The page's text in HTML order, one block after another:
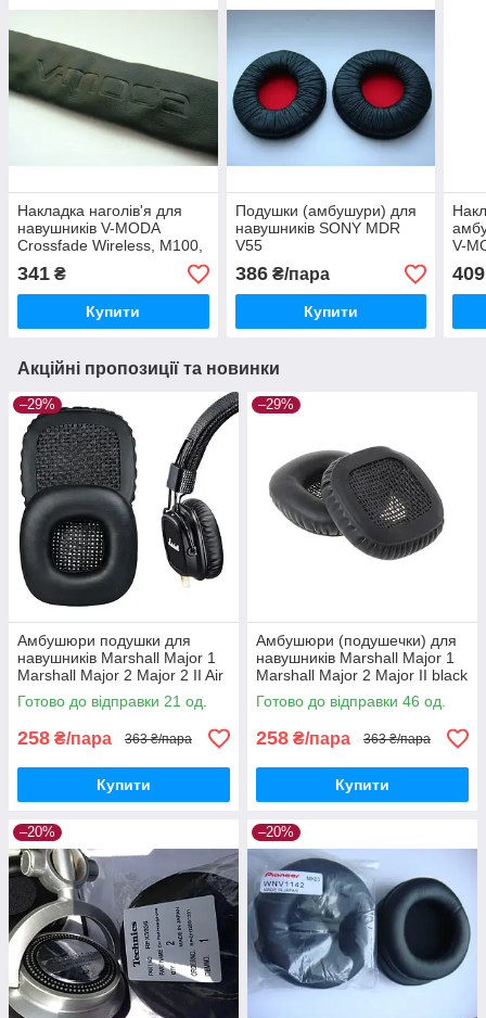
Накладка наголів'я для
навушників V-MODA
Crossfade Wireless, M100,
LP, LP2
341 ₴
Купити
Подушки (амбушури) для
навушників SONY MDR
V55
386₴/пара
Купити
V-
red
409
Акційні пропозиції та новинки
–29%
Амбушюри подушки для
навушників Marshall Major 1
Marshall Major 2 Major 2 II Air
Music Go Play Black
Готово до відправки 21 од.
258 ₴/пара 363 ₴/пара
Купити
–29%
Амбушюри (подушечки) для
навушників Marshall Major 1
Marshall Major 2 Major II black
Готово до відправки 46 од.
258 ₴/пара 363 ₴/пара
Купити
–20% –20%